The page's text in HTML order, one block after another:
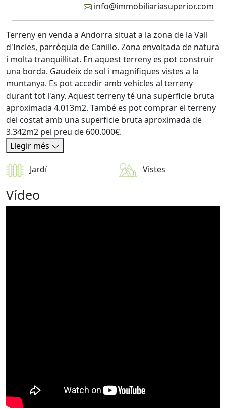
info@immobiliariasuperior.com
Terreny en venda a Andorra situat a la zona de la Vall
d'Incles, parròquia de Canillo. Zona envoltada de natura
i molta tranquil·litat. En aquest terreny es pot construir
una borda. Gaudeix de sol i magnífiques vistes a la
muntanya. Es pot accedir amb vehicles al terreny
durant tot l'any. Aquest terreny té una superficie bruta
aproximada 4.013m2. També es pot comprar el terreny
del costat amb una superficie bruta aproximada de
3.342m2 pel preu de 600.000€.
Llegir més
Jardí Vistes
Vídeo